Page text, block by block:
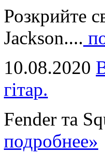
Розкрийте
Jackson....
10.08.2020
гітар.
Fender та
подробнее»